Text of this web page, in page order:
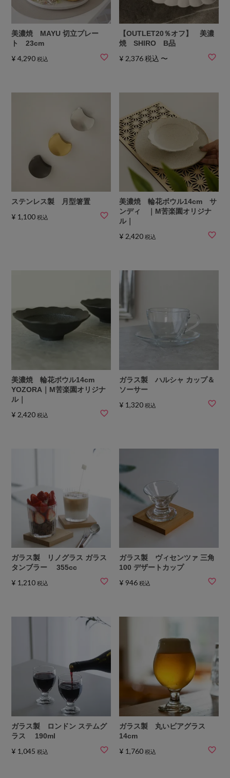
美濃焼 MAYU 切立プレー
ト 23cm
¥ 4,290 税込
【OUTLET20％オフ】 美濃
焼 SHIRO B品
¥ 2,376税込 〜
ステンレス製 月型箸置
¥ 1,100 税込
美濃焼 輪花ボウル14cm サ
ンディ ｜M苦楽園オリジナ
ル｜
¥ 2,420 税込
美濃焼 輪花ボウル14cm
YOZORA｜M苦楽園オリジナ
ル｜
¥ 2,420 税込
ガラス製 ハルシャ カップ＆
ソーサー
¥ 1,320 税込
ガラス製 リノグラス ガラス
タンブラー 355cc
¥ 1,210 税込
ガラス製 ヴィセンツァ 三角
100 デザートカップ
¥ 946 税込
ガラス製 ロンドン ステムグ
ラス 190ml
¥ 1,045 税込
ガラス製 丸いビアグラス
14cm
¥ 1,760 税込